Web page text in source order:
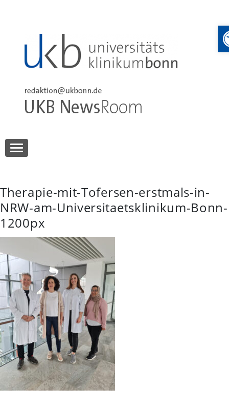
UKB NewsRoom
Therapie-mit-Tofersen-erstmals-in-
NRW-am-Universitaetsklinikum-Bonn-
1200px